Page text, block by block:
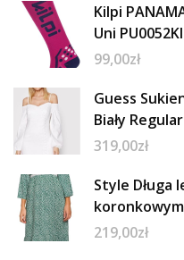
Kilpi
Uni
99,00zł
Guess
Biały
319,00zł
Style Długa
219,00zł